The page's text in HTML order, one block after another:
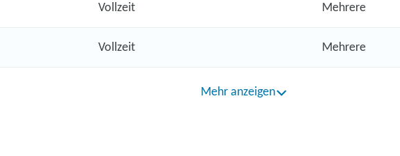
Vollzeit Mehrere
Vollzeit Mehrere
Mehr anzeigen